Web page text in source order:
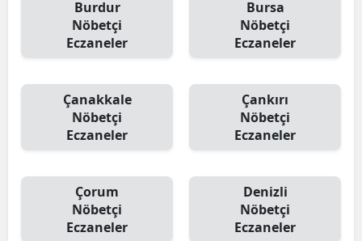
Burdur
Nöbetçi
Eczaneler
Bursa
Nöbetçi
Eczaneler
Çanakkale
Nöbetçi
Eczaneler
Çankırı
Nöbetçi
Eczaneler
Çorum
Nöbetçi
Eczaneler
Denizli
Nöbetçi
Eczaneler